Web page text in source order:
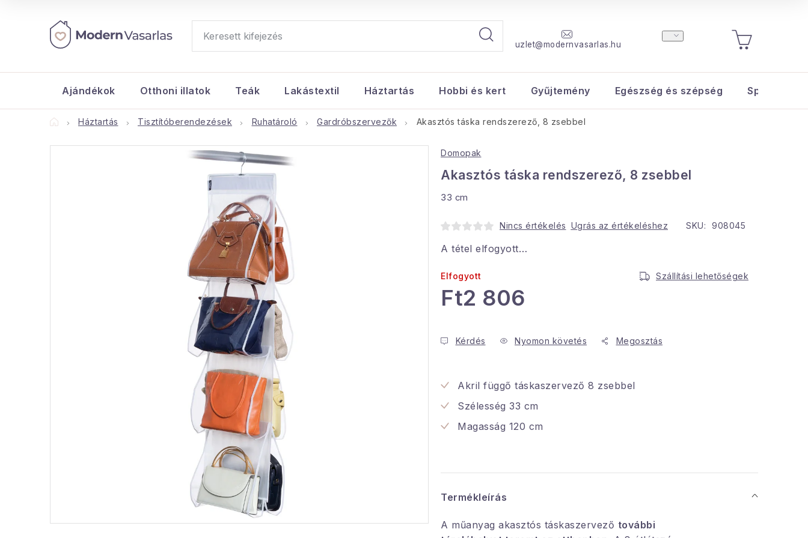
tartalomhoz
uzlet@modernvasarlas.hu
KOSÁR
Ajándékok Otthoni illatok Teák Lakástextil Háztartás Hobbi és kert Gyűjtemény Egészség és szépség Sport és
KezdőlapHáztartás Tisztítóberendezések Ruhatároló Gardróbszervezők Akasztós táska rendszerező, 8 zsebbel
Domopak
Akasztós táska rendszerező, 8 zsebbel
33 cm
Nincs értékelés Ugrás az értékeléshez SKU: 908045
A tétel elfogyott…
Elfogyott Szállítási lehetőségek
Ft2 806
Kérdés Nyomon követés Megosztás
Akril függő táskaszervező 8 zsebbel
Szélesség 33 cm
Magasság 120 cm
Termékleírás
A műanyag akasztós táskaszervező további